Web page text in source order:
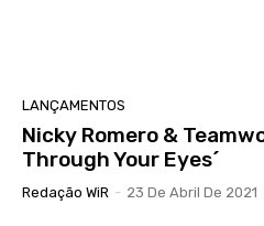
LANÇAMENTOS
Nicky Romero &
Through Your Eyes´
Redação WiR - 23 De Abril De 2021